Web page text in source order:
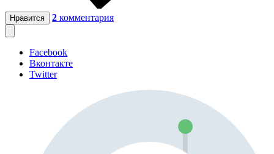
Нравится 2 комментария
Facebook
Вконтакте
Twitter